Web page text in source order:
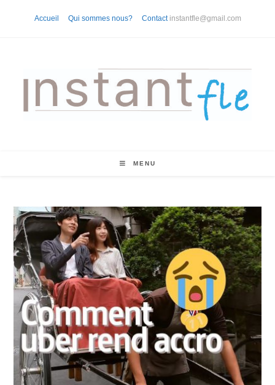
Accueil Qui sommes nous? Contact instantfle@gmail.com
MENU